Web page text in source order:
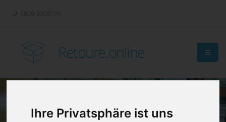
Ihre Privatsphäre ist uns
Retoure.online